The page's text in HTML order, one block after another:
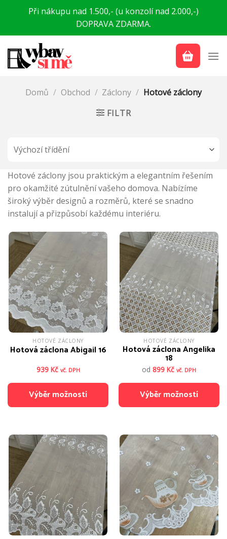
PřeskočitPři nákupu nad 1.500,- (u konzolí nad 2.000,-)
DOPRAVA ZDARMA.
Domů / Obchod / Záclony / Hotové záclony
FILTR
Hotové záclony jsou praktickým a elegantním řešením
pro okamžité zútulnění vašeho domova. Nabízíme
široký výběr designů a rozměrů, které se snadno
instalují a přizpůsobí každému interiéru.
HOTOVÉ ZÁCLONY
Hotová záclona Abigail 16
939 Kč vč. DPH
Výběr možností
má
více
variant.
na
stránce
produktu
HOTOVÉ ZÁCLONY
Hotová záclona Angelika
18
od 899 Kč vč. DPH
Výběr možností
má
více
variant.
Možnosti
lze
vybrat
na
stránce
produktu